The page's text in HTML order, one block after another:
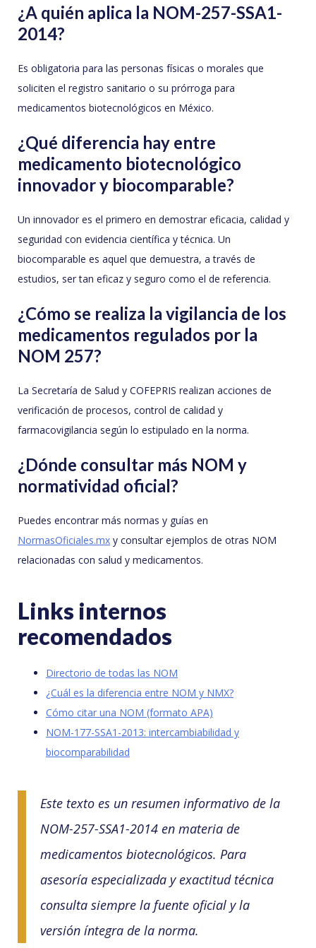
¿A quién aplica la NOM-257-SSA1-
2014?
Es obligatoria para las personas físicas o morales que
soliciten el registro sanitario o su prórroga para
medicamentos biotecnológicos en México.
¿Qué diferencia hay entre
medicamento biotecnológico
innovador y biocomparable?
Un innovador es el primero en demostrar eficacia, calidad y
seguridad con evidencia científica y técnica. Un
biocomparable es aquel que demuestra, a través de
estudios, ser tan eficaz y seguro como el de referencia.
¿Cómo se realiza la vigilancia de los
medicamentos regulados por la
NOM 257?
La Secretaría de Salud y COFEPRIS realizan acciones de
verificación de procesos, control de calidad y
farmacovigilancia según lo estipulado en la norma.
¿Dónde consultar más NOM y
normatividad oficial?
Puedes encontrar más normas y guías en
NormasOficiales.mx y consultar ejemplos de otras NOM
relacionadas con salud y medicamentos.
Links internos
recomendados
Directorio de todas las NOM
¿Cuál es la diferencia entre NOM y NMX?
Cómo citar una NOM (formato APA)
NOM-177-SSA1-2013: intercambiabilidad y
biocomparabilidad
Este texto es un resumen informativo de la
NOM-257-SSA1-2014 en materia de
medicamentos biotecnológicos. Para
asesoría especializada y exactitud técnica
consulta siempre la fuente oficial y la
versión íntegra de la norma.